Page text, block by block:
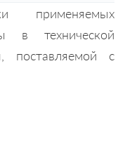
применяемых
в технической
поставляемой с